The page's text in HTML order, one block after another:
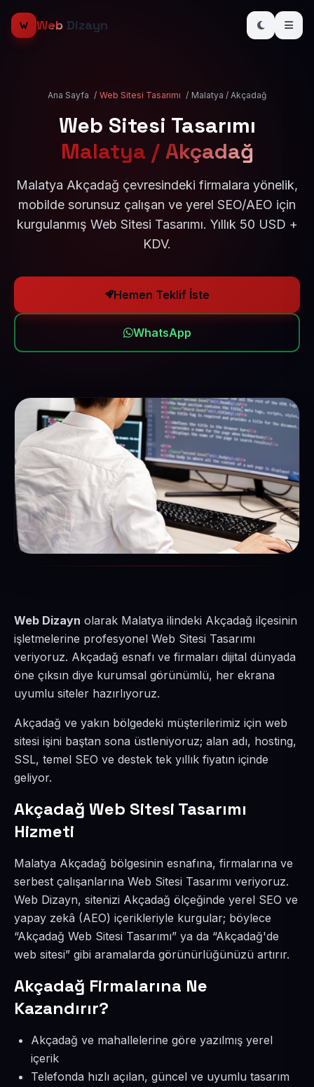
Web Dizayn
Ana Sayfa / Web Sitesi Tasarımı / Malatya / Akçadağ
Web Sitesi Tasarımı
Malatya / Akçadağ
Malatya Akçadağ çevresindeki firmalara yönelik,
mobilde sorunsuz çalışan ve yerel SEO/AEO için
kurgulanmış Web Sitesi Tasarımı. Yıllık 50 USD +
KDV.
Hemen Teklif İste
WhatsApp
Web Dizayn olarak Malatya ilindeki Akçadağ ilçesinin
işletmelerine profesyonel Web Sitesi Tasarımı
veriyoruz. Akçadağ esnafı ve firmaları dijital dünyada
öne çıksın diye kurumsal görünümlü, her ekrana
uyumlu siteler hazırlıyoruz.
Akçadağ ve yakın bölgedeki müşterilerimiz için web
sitesi işini baştan sona üstleniyoruz; alan adı, hosting,
SSL, temel SEO ve destek tek yıllık fiyatın içinde
geliyor.
Akçadağ Web Sitesi Tasarımı
Hizmeti
Malatya Akçadağ bölgesinin esnafına, firmalarına ve
serbest çalışanlarına Web Sitesi Tasarımı veriyoruz.
Web Dizayn, sitenizi Akçadağ ölçeğinde yerel SEO ve
yapay zekâ (AEO) içerikleriyle kurgular; böylece
“Akçadağ Web Sitesi Tasarımı” ya da “Akçadağ'de
web sitesi” gibi aramalarda görünürlüğünüzü artırır.
Akçadağ Firmalarına Ne
Kazandırır?
Akçadağ ve mahallelerine göre yazılmış yerel
içerik
Telefonda hızlı açılan, güncel ve uyumlu tasarım